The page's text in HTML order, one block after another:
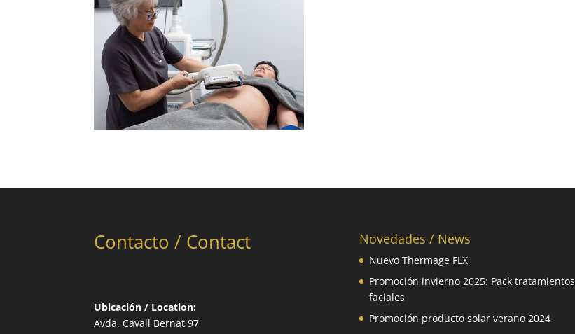
Contacto / Contact
Ubicación / Location:
Avda. Cavall Bernat 97
Novedades / News
Nuevo Thermage FLX
Promoción invierno 2025: Pack tratamientos
faciales
Promoción producto solar verano 2024